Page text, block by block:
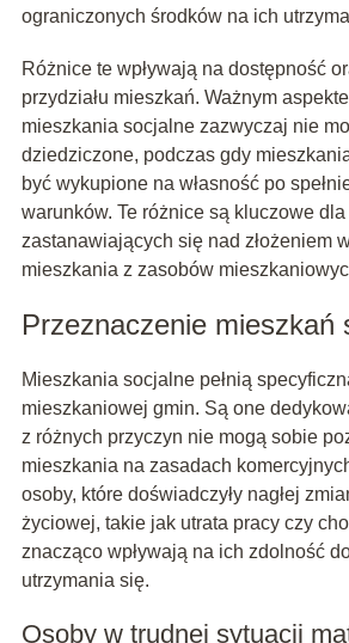
ograniczonych środków na ich
Różnice te wpływają na dostępność
przydziału mieszkań. Ważnym
mieszkania socjalne zazwyczaj nie
dziedziczone, podczas gdy
być wykupione na własność po
warunków. Te różnice są kluczowe
zastanawiających się nad złożeniem
mieszkania z zasobów
Przeznaczenie mieszkań
Mieszkania socjalne pełnią
mieszkaniowej gmin. Są one
z różnych przyczyn nie mogą sobie
mieszkania na zasadach
osoby, które doświadczyły nagłej
życiowej, takie jak utrata pracy czy
znacząco wpływają na ich zdolność
utrzymania się.
Osoby w trudnej sytuacji